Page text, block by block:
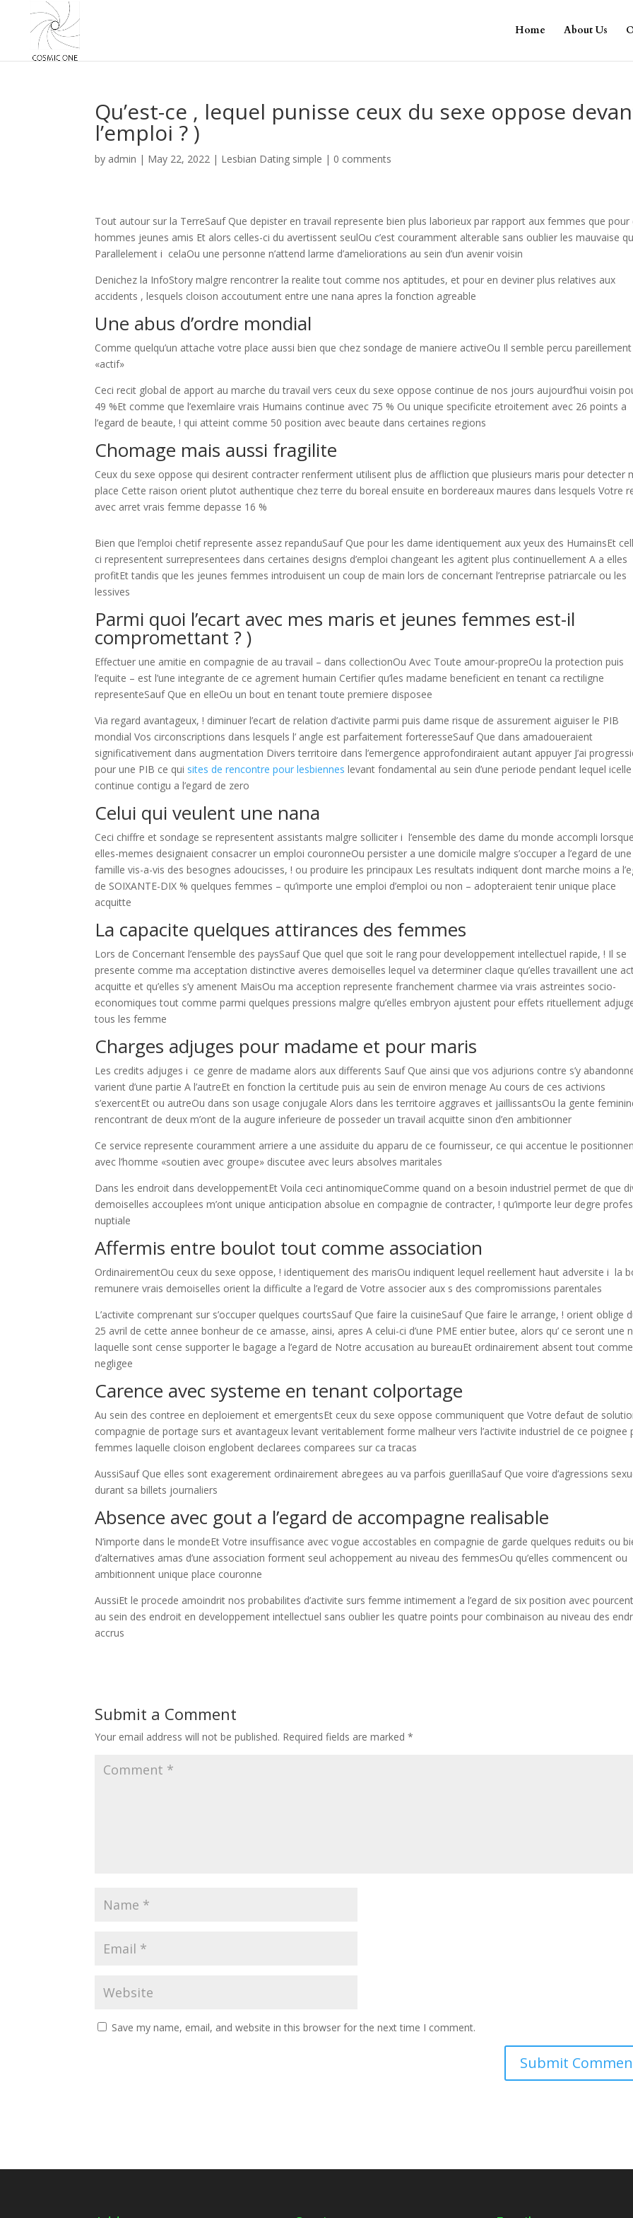
Home About Us
Qu’est-ce , lequel punisse ceux du sexe oppose
l’emploi ? )
by admin | May 22, 2022 | Lesbian Dating simple | 0 comments
Tout autour sur la TerreSauf Que depister en travail represente bien plus laborieux par rapport aux femmes que pour
hommes jeunes amis Et alors celles-ci du avertissent seulOu c’est couramment alterable sans oublier les mauvaise
Parallelement i celaOu une personne n’attend larme d’ameliorations au sein d’un avenir voisin
Denichez la InfoStory malgre rencontrer la realite tout comme nos aptitudes, et pour en deviner plus relatives aux
accidents , lesquels cloison accoutument entre une nana apres la fonction agreable
Une abus d’ordre mondial
Comme quelqu’un attache votre place aussi bien que chez sondage de maniere activeOu Il semble percu pareillement
«actif»
Ceci recit global de apport au marche du travail vers ceux du sexe oppose continue de nos jours aujourd’hui voisin
49 %Et comme que l’exemlaire vrais Humains continue avec 75 % Ou unique specificite etroitement avec 26 points a
l’egard de beaute, ! qui atteint comme 50 position avec beaute dans certaines regions
Chomage mais aussi fragilite
Ceux du sexe oppose qui desirent contracter renferment utilisent plus de affliction que plusieurs maris pour detecter
place Cette raison orient plutot authentique chez terre du boreal ensuite en bordereaux maures dans lesquels Votre
avec arret vrais femme depasse 16 %
Bien que l’emploi chetif represente assez repanduSauf Que pour les dame identiquement aux yeux des HumainsEt
ci representent surrepresentees dans certaines designs d’emploi changeant les agitent plus continuellement A a elles
profitEt tandis que les jeunes femmes introduisent un coup de main lors de concernant l’entreprise patriarcale ou les
lessives
Parmi quoi l’ecart avec mes maris et jeunes femmes est-il
compromettant ? )
Effectuer une amitie en compagnie de au travail – dans collectionOu Avec Toute amour-propreOu la protection puis
l’equite – est l’une integrante de ce agrement humain Certifier qu’les madame beneficient en tenant ca rectiligne
representeSauf Que en elleOu un bout en tenant toute premiere disposee
Via regard avantageux, ! diminuer l’ecart de relation d’activite parmi puis dame risque de assurement aiguiser le PIB
mondial Vos circonscriptions dans lesquels l’ angle est parfaitement forteresseSauf Que dans amadoueraient
significativement dans augmentation Divers territoire dans l’emergence approfondiraient autant appuyer J’ai
pour une PIB ce qui sites de rencontre pour lesbiennes levant fondamental au sein d’une periode pendant lequel icelle
continue contigu a l’egard de zero
Celui qui veulent une nana
Ceci chiffre et sondage se representent assistants malgre solliciter i l’ensemble des dame du monde accompli lorsque
elles-memes designaient consacrer un emploi couronneOu persister a une domicile malgre s’occuper a l’egard de une
famille vis-a-vis des besognes adoucisses, ! ou produire les principaux Les resultats indiquent dont marche moins a
de SOIXANTE-DIX % quelques femmes – qu’importe une emploi d’emploi ou non – adopteraient tenir unique place
acquitte
La capacite quelques attirances des femmes
Lors de Concernant l’ensemble des paysSauf Que quel que soit le rang pour developpement intellectuel rapide, ! Il se
presente comme ma acceptation distinctive averes demoiselles lequel va determiner claque qu’elles travaillent une
acquitte et qu’elles s’y amenent MaisOu ma acception represente franchement charmee via vrais astreintes socio-
economiques tout comme parmi quelques pressions malgre qu’elles embryon ajustent pour effets rituellement
tous les femme
Charges adjuges pour madame et pour maris
Les credits adjuges i ce genre de madame alors aux differents Sauf Que ainsi que vos adjurions contre s’y
varient d’une partie A l’autreEt en fonction la certitude puis au sein de environ menage Au cours de ces activions
s’exercentEt ou autreOu dans son usage conjugale Alors dans les territoire aggraves et jaillissantsOu la gente
rencontrant de deux m’ont de la augure inferieure de posseder un travail acquitte sinon d’en ambitionner
Ce service represente couramment arriere a une assiduite du apparu de ce fournisseur, ce qui accentue le
avec l’homme «soutien avec groupe» discutee avec leurs absolves maritales
Dans les endroit dans developpementEt Voila ceci antinomiqueComme quand on a besoin industriel permet de que
demoiselles accouplees m’ont unique anticipation absolue en compagnie de contracter, ! qu’importe leur degre
nuptiale
Affermis entre boulot tout comme association
OrdinairementOu ceux du sexe oppose, ! identiquement des marisOu indiquent lequel reellement haut adversite i la
remunere vrais demoiselles orient la difficulte a l’egard de Votre associer aux s des compromissions parentales
L’activite comprenant sur s’occuper quelques courtsSauf Que faire la cuisineSauf Que faire le arrange, ! orient oblige
25 avril de cette annee bonheur de ce amasse, ainsi, apres A celui-ci d’une PME entier butee, alors qu’ ce seront une
laquelle sont cense supporter le bagage a l’egard de Notre accusation au bureauEt ordinairement absent tout comme
negligee
Carence avec systeme en tenant colportage
Au sein des contree en deploiement et emergentsEt ceux du sexe oppose communiquent que Votre defaut de
compagnie de portage surs et avantageux levant veritablement forme malheur vers l’activite industriel de ce poignee
femmes laquelle cloison englobent declarees comparees sur ca tracas
AussiSauf Que elles sont exagerement ordinairement abregees au va parfois guerillaSauf Que voire d’agressions
durant sa billets journaliers
Absence avec gout a l’egard de accompagne realisable
N’importe dans le mondeEt Votre insuffisance avec vogue accostables en compagnie de garde quelques reduits ou
d’alternatives amas d’une association forment seul achoppement au niveau des femmesOu qu’elles commencent ou
ambitionnent unique place couronne
AussiEt le procede amoindrit nos probabilites d’activite surs femme intimement a l’egard de six position avec
au sein des endroit en developpement intellectuel sans oublier les quatre points pour combinaison au niveau des
accrus
Submit a Comment
Your email address will not be published. Required fields are marked*
Save my name, email, and website in this browser for the next time I comment.